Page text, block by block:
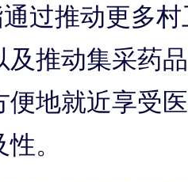
通过推动更多
及推动集采药
便地就近享受
。